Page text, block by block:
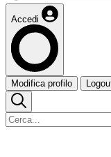
Accedi
Modifica profilo